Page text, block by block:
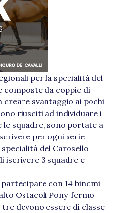
per la specialità del
composte da coppie di
creare svantaggio ai pochi
riusciti ad individuare i
squadre, sono portate a
per ogni serie
del Carosello
iscrivere 3 squadre e
con 14 binomi
Ostacoli Pony, fermo
devono essere di classe